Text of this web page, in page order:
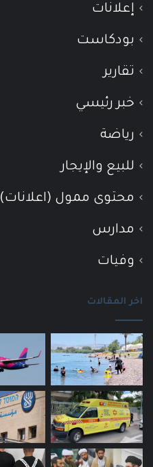
إعلانات
بودكاست
تقارير
خبر رئيسي
رياضة
للبيع والإيجار
محتوى ممول (اعلانات)
مدارس
وفيات
اخر المقالات